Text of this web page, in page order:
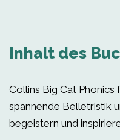
Inhalt des
Collins Big Cat
spannende Belletristik
begeistern und